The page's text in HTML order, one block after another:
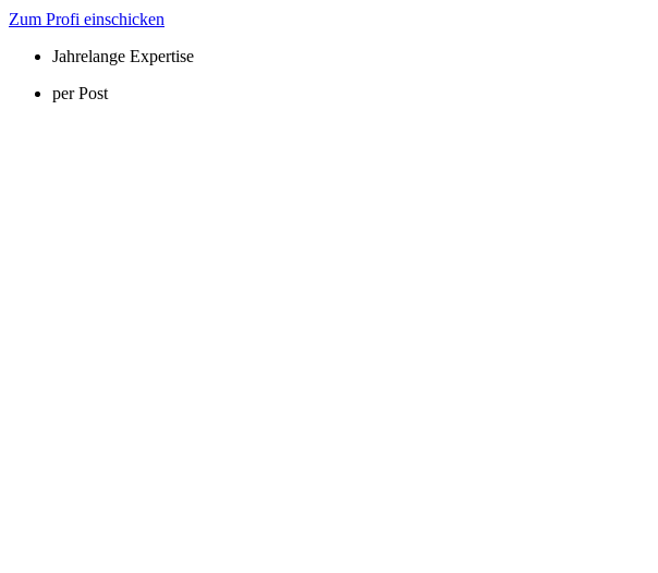
Zum Profi einschicken
Jahrelange Expertise
per Post